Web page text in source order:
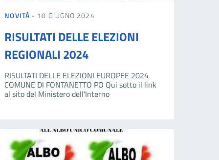
NOVITÀ - 10 GIUGNO 2024
RISULTATI DELLE ELEZIONI
REGIONALI 2024
RISULTATI DELLE ELEZIONI EUROPEE 2024
COMUNE DI FONTANETTO PO Qui sotto il link
al sito del Ministero dell'Interno